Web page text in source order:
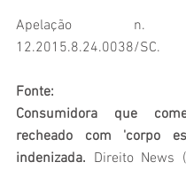
Apelação n.
12.2015.8.24.0038/SC.
Fonte:
Consumidora que
recheado com 'corpo
indenizada. Direito News